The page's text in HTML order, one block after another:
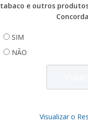
tabaco e outros
SIM
NÃO
Visualizar o